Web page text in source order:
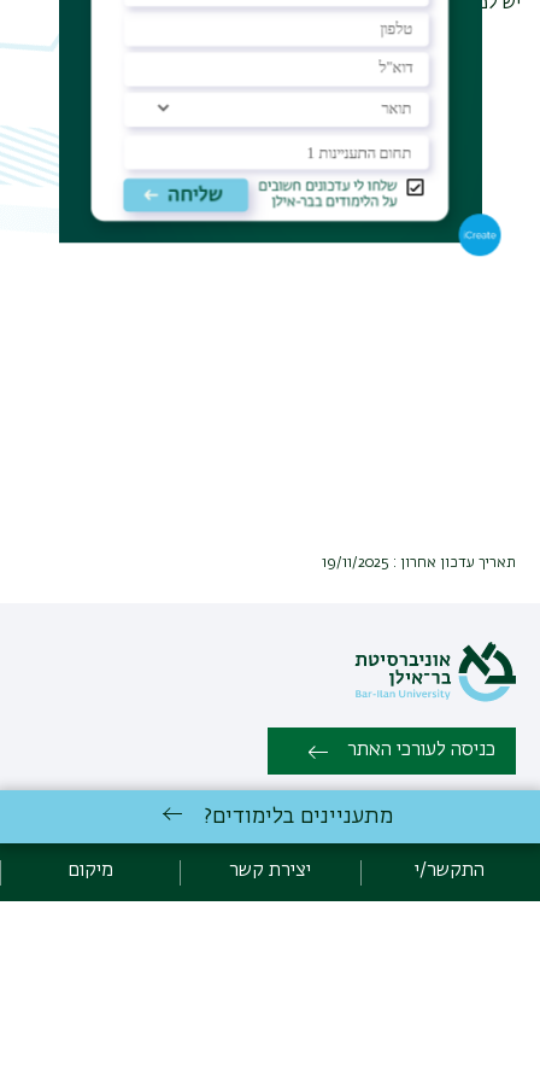
תאריך עדכון אחרון : 19/11/2025
כניסה לעורכי האתר
כל הזכויות שמורות: המרכז הרב תחומי לחקר המוח ע״ש גונדה |
03-7384173 |
מתעניינים בלימודים?
התקשר/י יצירת קשר מיקום